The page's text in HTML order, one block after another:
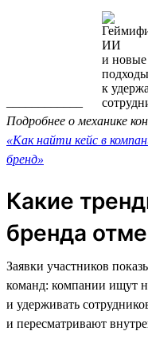
Подробнее о механике
«Как найти кейс в
бренд»
Какие
бренда
Заявки участников
команд: компании ищут
и удерживать
и пересматривают